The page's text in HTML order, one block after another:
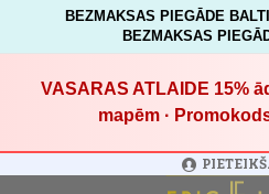
BEZMAKSAS PIEGĀDE
BEZMAKSAS
VASARAS ATLAIDE 15%
mapēm ·